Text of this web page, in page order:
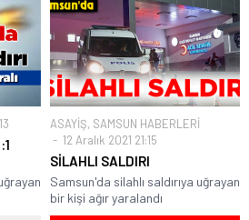
ASAYİŞ, SAMSUN HABERLERİ
12 Aralık 2021 21:15
SİLAHLI SALDIRI
Samsun'da silahlı saldırıya uğrayan
bir kişi ağır yaralandı